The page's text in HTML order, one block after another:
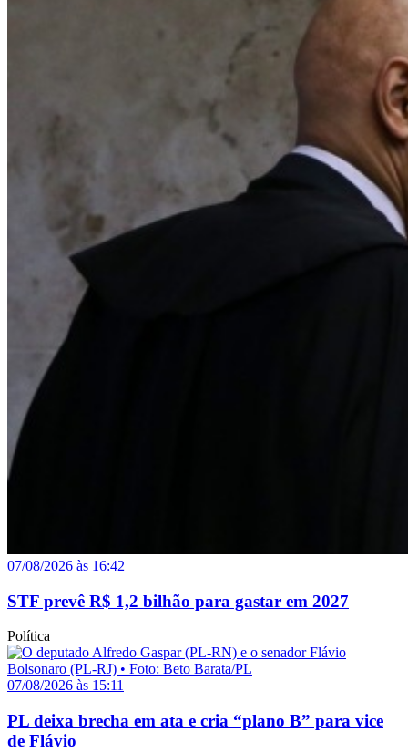
07/08/2026 às 16:42
STF prevê R$ 1,2 bilhão para gastar em 2027
Política
07/08/2026 às 15:11
PL deixa brecha em ata e cria “plano B” para vice
de Flávio